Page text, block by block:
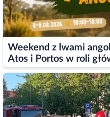
Weekend z lwami
Atos i Portos w roli